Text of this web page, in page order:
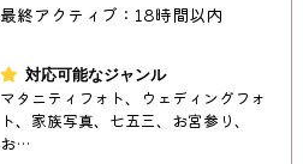
最終アクティブ：18時間以内
対応可能なジャンル
マタニティフォト、ウェディングフォ
ト、家族写真、七五三、お宮参り、
お…